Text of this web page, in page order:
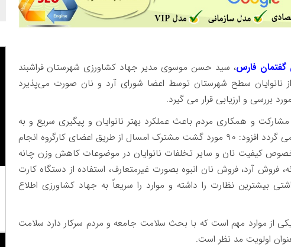
گفتمان فارس، سید حسن موسوی مدیر جهاد کشاورزی شهرستان فراشبند
نانوایان سطح شهرستان توسط اعضا شورای آرد و نان صورت می‌پذیرد
بررسی و ارزیابی قرار می گیرد.
و همکاری مردم باعث عملکرد بهتر نانوایان و پیگیری سریع و به
موقع تخلفات احتمالی از سوی مراجع ذیربط می گردد افزود: ۹۰ مورد گشت مشترک امسال از طریق اعضای کارگروه انجام
کیفیت نان و سایر تخلفات نانوایان در موضوعات کاهش وزن چانه
آرد، فروش نان انبوه بصورت غیرمتعارف، استفاده از دستگاه کارت
بیشترین نظارت را داشته و موارد را سریعاً به جهاد کشاورزی اطلاع
از موارد مهم است که با بحث سلامت جامعه و مردم سرکار دارد سلامت
اولویت مد نظر است.